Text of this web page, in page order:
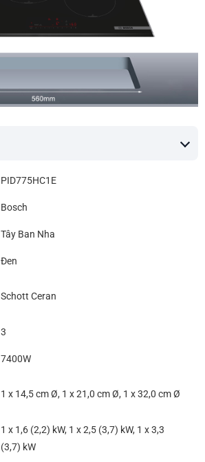
PID775HC1E
Bosch
Tây Ban Nha
Đen
Schott Ceran
3
7400W
1 x 14,5 cm Ø, 1 x 21,0 cm Ø, 1 x 32,0 cm Ø
1 x 1,6 (2,2) kW, 1 x 2,5 (3,7) kW, 1 x 3,3
(3,7) kW